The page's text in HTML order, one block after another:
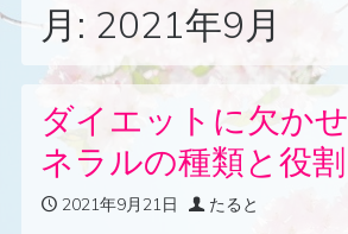
月: 2021年9月
ダイエットに欠か
ネラルの種類と役
2021年9月21日 たると